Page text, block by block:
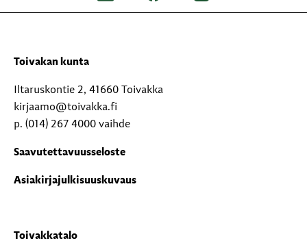
Toivakan kunta
Iltaruskontie 2, 41660 Toivakka
kirjaamo@toivakka.fi
p. (014) 267 4000 vaihde
Saavutettavuusseloste
Asiakirjajulkisuuskuvaus
Toivakkatalo